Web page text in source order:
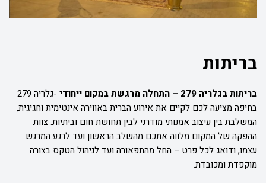
בריתות
בריתות בגלריה 279 – התחלה מרגשת במקום ייחודי -
גלריה 279
בחיפה מציעה לכם לקיים את אירוע הברית באווירה אינטימית וחגיגית,
המשלבת בין עיצוב אמנותי מודרני לבין תחושת חום וביתיות. צוות
ההפקה של המקום מלווה אתכם מהשלב הראשון ועד לרגע המרגש
עצמו, ודואג לכל פרט – החל מהתפאורה ועד לניהול הטקס בצורה
מוקפדת ומכובדת.